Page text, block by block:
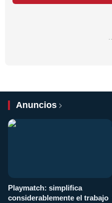
Anuncios
Playmatch: simplifica
considerablemente el trabajo